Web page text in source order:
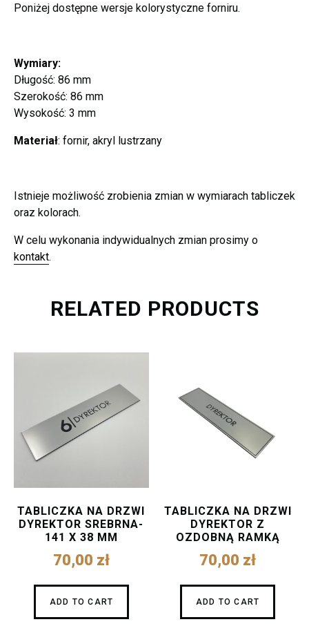
Poniżej dostępne wersje kolorystyczne forniru.
Wymiary:
Długość: 86 mm
Szerokość: 86 mm
Wysokość: 3 mm
Materiał: fornir, akryl lustrzany
Istnieje możliwość zrobienia zmian w wymiarach tabliczek
oraz kolorach.
W celu wykonania indywidualnych zmian prosimy o
kontakt.
RELATED PRODUCTS
TABLICZKA NA DRZWI
DYREKTOR SREBRNA-
141 X 38 MM
70,00 zł
ADD TO CART
TABLICZKA NA DRZWI
DYREKTOR Z
OZDOBNĄ RAMKĄ
70,00 zł
ADD TO CART